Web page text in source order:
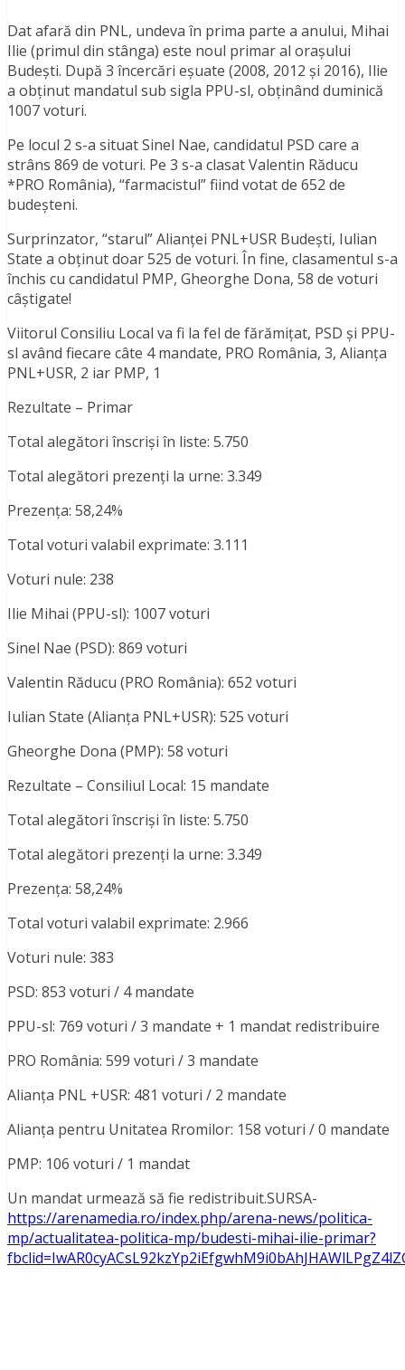
Dat afară din PNL, undeva în prima parte a anului, Mihai
Ilie (primul din stânga) este noul primar al orașului
Budești. După 3 încercări eșuate (2008, 2012 și 2016), Ilie
a obținut mandatul sub sigla PPU-sl, obținând duminică
1007 voturi.
Pe locul 2 s-a situat Sinel Nae, candidatul PSD care a
strâns 869 de voturi. Pe 3 s-a clasat Valentin Răducu
*PRO România), “farmacistul” fiind votat de 652 de
budeșteni.
Surprinzator, “starul” Alianței PNL+USR Budești, Iulian
State a obținut doar 525 de voturi. În fine, clasamentul s-a
închis cu candidatul PMP, Gheorghe Dona, 58 de voturi
câștigate!
Viitorul Consiliu Local va fi la fel de fărămițat, PSD și PPU-
sl având fiecare câte 4 mandate, PRO România, 3, Alianța
PNL+USR, 2 iar PMP, 1
Rezultate – Primar
Total alegători înscriși în liste: 5.750
Total alegători prezenți la urne: 3.349
Prezența: 58,24%
Total voturi valabil exprimate: 3.111
Voturi nule: 238
Ilie Mihai (PPU-sl): 1007 voturi
Sinel Nae (PSD): 869 voturi
Valentin Răducu (PRO România): 652 voturi
Iulian State (Alianța PNL+USR): 525 voturi
Gheorghe Dona (PMP): 58 voturi
Rezultate – Consiliul Local: 15 mandate
Total alegători înscriși în liste: 5.750
Total alegători prezenți la urne: 3.349
Prezența: 58,24%
Total voturi valabil exprimate: 2.966
Voturi nule: 383
PSD: 853 voturi / 4 mandate
PPU-sl: 769 voturi / 3 mandate + 1 mandat redistribuire
PRO România: 599 voturi / 3 mandate
Alianța PNL +USR: 481 voturi / 2 mandate
Alianța pentru Unitatea Rromilor: 158 voturi / 0 mandate
PMP: 106 voturi / 1 mandat
Un mandat urmează să fie redistribuit.SURSA-
https://arenamedia.ro/index.php/arena-news/politica-
mp/actualitatea-politica-mp/budesti-mihai-ilie-primar?